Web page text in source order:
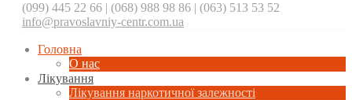
(099) 445 22 66 | (068) 988 98 86 | (063) 513 53 52
info@pravoslavniy-centr.com.ua
Головна
О нас
Лікування
Лікування наркотичної залежності